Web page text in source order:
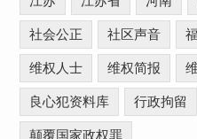
社会公正 社区声音
维权人士 维权简报
良心犯资料库 行政拘留
颠覆国家政权罪